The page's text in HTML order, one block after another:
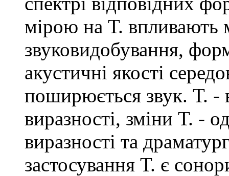
мірою на Т. впливають
звуковидобування,
акустичні якості
поширюється звук. Т. -
виразності, зміни Т. -
виразності та
застосування Т. є